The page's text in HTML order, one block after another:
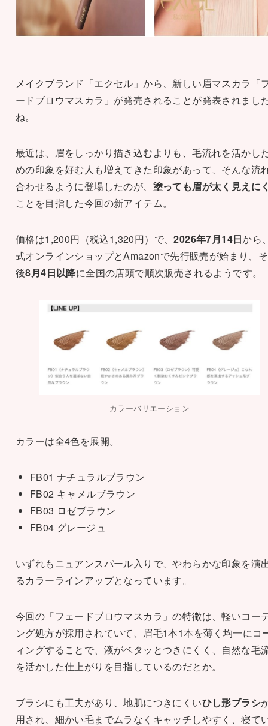
メイクブランド「エクセル」から、新しい眉マスカラ「
ードブロウマスカラ」が発売されることが発表されまし
ね。
最近は、眉をしっかり描き込むよりも、毛流れを活かし
めの印象を好む人も増えてきた印象があって、そんな流
合わせるように登場したのが、 塗っても眉が太く見えに
ことを目指した今回の新アイテム。
価格は1,200円（税込1,320円）で、2026年7月14日から
式オンラインショップとAmazonで先行販売が始まり、
後8月4日以降に全国の店頭で順次販売されるようです。
カラーバリエーション
カラーは全4色を展開。
FB01 ナチュラルブラウン
FB02 キャメルブラウン
FB03 ロゼブラウン
FB04 グレージュ
いずれもニュアンスパール入りで、やわらかな印象を演
るカラーラインアップとなっています。
今回の「フェードブロウマスカラ」の特徴は、軽いコー
ング処方が採用されていて、眉毛1本1本を薄く均一にコ
ィングすることで、液がベタッとつきにくく、自然な毛
を活かした仕上がりを目指しているのだとか。
ブラシにも工夫があり、地肌につきにくいひし形ブラシ
用され、細かい毛までムラなくキャッチしやすく、寝て